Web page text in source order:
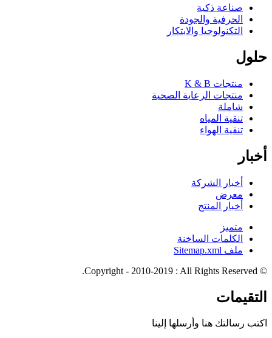
صناعة ذكية
الحرفية والجودة
التكنولوجيا والابتكار
حلول
منتجات K & B
منتجات الرعاية الصحية
شاملة
تنقية المياه
تنقية الهواء
أخبار
أخبار الشركة
معرض
أخبار المنتج
متميز
الكلمات الساخنة
ملف Sitemap.xml
© Copyright - 2010-2019 : All Rights Reserved.
التقيمات
اكتب رسالتك هنا وأرسلها إلينا